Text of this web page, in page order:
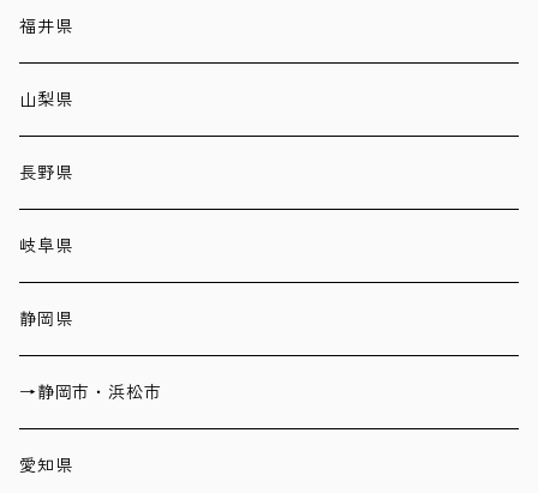
福井県
山梨県
長野県
岐阜県
静岡県
→静岡市・浜松市
愛知県